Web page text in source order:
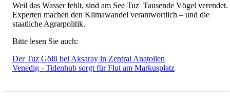
Weil das Wasser fehlt, sind am See Tuz Tausende Vögel verendet.
Experten machen den Klimawandel verantwortlich – und die
staatliche Agrarpolitik.
Bitte lesen Sie auch:
Der Tuz Gölü bei Aksaray in Zentral Anatolien
Venedig - Tidenhub sorgt für Flut am Markusplatz